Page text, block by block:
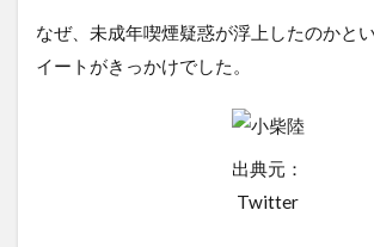
なぜ、未成年喫煙疑惑が浮上したのかと
イートがきっかけでした。
出典元：
Twitter